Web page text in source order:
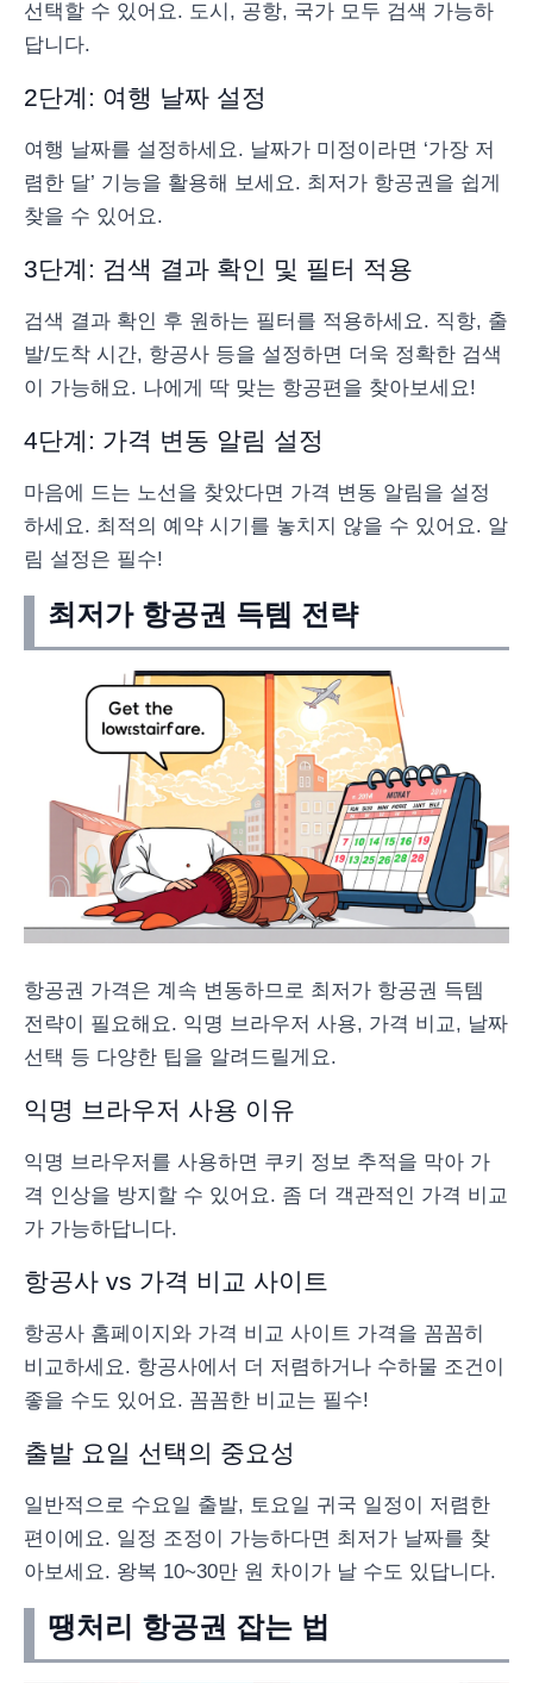
선택할 수 있어요. 도시, 공항, 국가 모두 검색 가능하
답니다.
2단계: 여행 날짜 설정
여행 날짜를 설정하세요. 날짜가 미정이라면 ‘가장 저
렴한 달’ 기능을 활용해 보세요. 최저가 항공권을 쉽게
찾을 수 있어요.
3단계: 검색 결과 확인 및 필터 적용
검색 결과 확인 후 원하는 필터를 적용하세요. 직항, 출
발/도착 시간, 항공사 등을 설정하면 더욱 정확한 검색
이 가능해요. 나에게 딱 맞는 항공편을 찾아보세요!
4단계: 가격 변동 알림 설정
마음에 드는 노선을 찾았다면 가격 변동 알림을 설정
하세요. 최적의 예약 시기를 놓치지 않을 수 있어요. 알
림 설정은 필수!
최저가 항공권 득템 전략
항공권 가격은 계속 변동하므로 최저가 항공권 득템
전략이 필요해요. 익명 브라우저 사용, 가격 비교, 날짜
선택 등 다양한 팁을 알려드릴게요.
익명 브라우저 사용 이유
익명 브라우저를 사용하면 쿠키 정보 추적을 막아 가
격 인상을 방지할 수 있어요. 좀 더 객관적인 가격 비교
가 가능하답니다.
항공사 vs 가격 비교 사이트
항공사 홈페이지와 가격 비교 사이트 가격을 꼼꼼히
비교하세요. 항공사에서 더 저렴하거나 수하물 조건이
좋을 수도 있어요. 꼼꼼한 비교는 필수!
출발 요일 선택의 중요성
일반적으로 수요일 출발, 토요일 귀국 일정이 저렴한
편이에요. 일정 조정이 가능하다면 최저가 날짜를 찾
아보세요. 왕복 10~30만 원 차이가 날 수도 있답니다.
땡처리 항공권 잡는 법